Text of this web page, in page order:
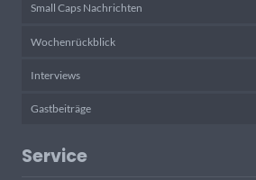
Small Caps Nachrichten
Wochenrückblick
Interviews
Gastbeiträge
Service